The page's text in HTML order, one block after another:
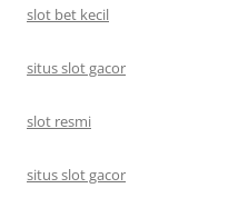
slot bet kecil
situs slot gacor
slot resmi
situs slot gacor